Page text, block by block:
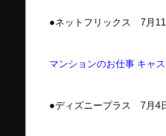
●ネットフリックス 7月11
マンションのお仕事 キャ
●ディズニープラス 7月4